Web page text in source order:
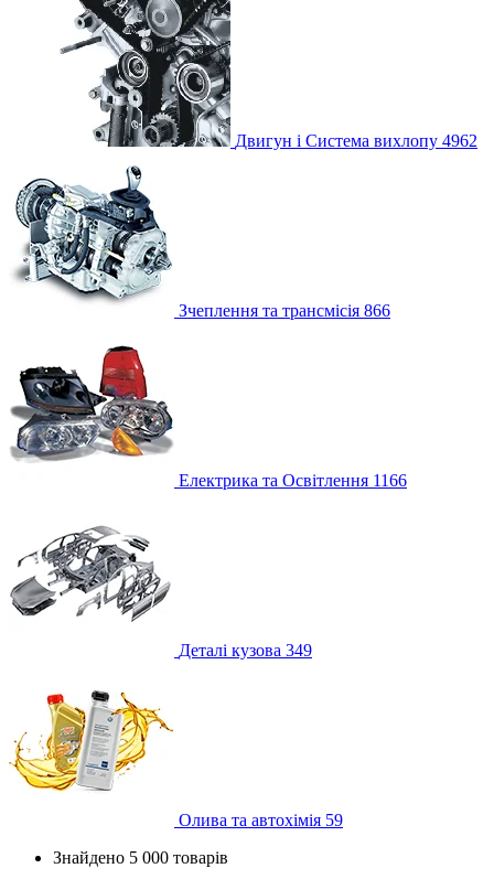
Двигун і Система вихлопу 4962
Зчеплення та трансмісія 866
Електрика та Освітлення 1166
Деталі кузова 349
Олива та автохімія 59
Знайдено 5 000 товарів